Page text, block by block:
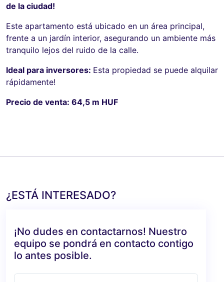
de la ciudad!
Este apartamento está ubicado en un área principal,
frente a un jardín interior, asegurando un ambiente más
tranquilo lejos del ruido de la calle.
Ideal para inversores: Esta propiedad se puede alquilar
rápidamente!
Precio de venta: 64,5 m HUF
¿ESTÁ INTERESADO?
¡No dudes en contactarnos! Nuestro
equipo se pondrá en contacto contigo
lo antes posible.